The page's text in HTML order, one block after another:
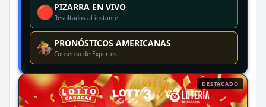
🔴PIZARRA EN VIVO
Resultados al instante
🏇PRONÓSTICOS AMERICANAS
Consenso de Expertos
DESTACADO